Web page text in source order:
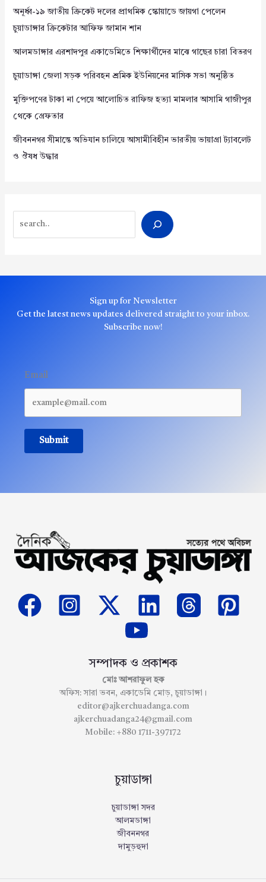
অনূর্ধ্ব-১৯ জাতীয় ক্রিকেট দলের প্রাথমিক স্কোয়াডে জায়গা পেলেন
চুয়াডাঙ্গার ক্রিকেটার আফিফ জামান শান
আলমডাঙ্গার এরশাদপুর একাডেমিতে শিক্ষার্থীদের মাঝে গাছের চারা বিতরণ
চুয়াডাঙ্গা জেলা সড়ক পরিবহন শ্রমিক ইউনিয়নের মাসিক সভা অনুষ্ঠিত
মুক্তিপণের টাকা না পেয়ে আলোচিত রাফিজ হত্যা মামলার আসামি গাজীপুর
থেকে গ্রেফতার
জীবননগর সীমান্তে অভিযান চালিয়ে আসামীবিহীন ভারতীয় ভায়াগ্রা ট্যাবলেট
ও ঔষধ উদ্ধার
Sign up for Newsletter
Get the latest news updates delivered straight to your inbox.
Subscribe now!
Email
Submit
সম্পাদক ও প্রকাশক
মোঃ আশরাফুল হক
অফিস: সারা ভবন, একাডেমি মোড়, চুয়াডাঙ্গা।
editor@ajkerchuadanga.com
ajkerchuadanga24@gmail.com
Mobile: +880 1711-397172
চুয়াডাঙ্গা
চুয়াডাঙ্গা সদর
আলমডাঙ্গা
জীবননগর
দামুড়হুদা